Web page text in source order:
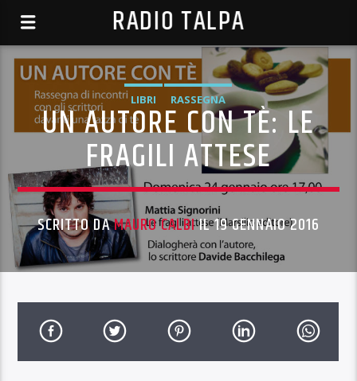
RADIO TALPA
LIBRI RASSEGNA
UN AUTORE CON TÈ: LE
FRAGILI ATTESE
SCRITTO DAMAURO CALBIIL 19 GENNAIO 2016